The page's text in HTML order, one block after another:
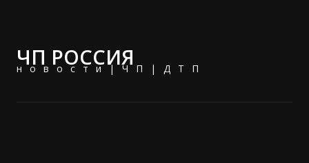
ЧП РОССИЯ
новости|ЧП|ДТП